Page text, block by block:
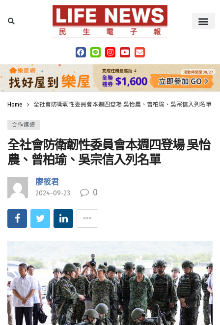
Home 全社會防衛韌性委員會本週四登場 吳怡農、曾柏瑜、吳宗信入列名單
合作媒體
全社會防衛韌性委員會本週四登場 吳怡
農、曾柏瑜、吳宗信入列名單
廖筱君
2024-09-23 0